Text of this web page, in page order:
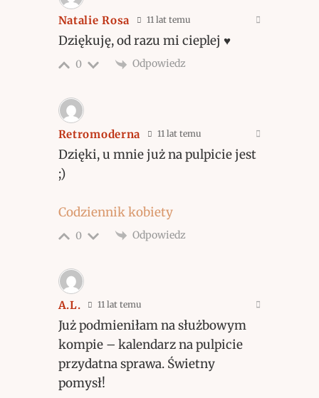
Natalie Rosa 11 lat temu
Dziękuję, od razu mi cieplej ♥
0 Odpowiedz
Retromoderna 11 lat temu
Dzięki, u mnie już na pulpicie jest
;)
Codziennik kobiety
0 Odpowiedz
A.L. 11 lat temu
Już podmieniłam na służbowym
kompie – kalendarz na pulpicie
przydatna sprawa. Świetny
pomysł!